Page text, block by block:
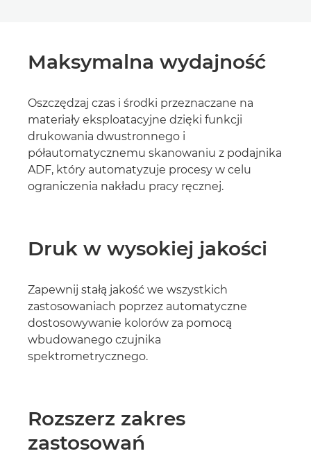
Maksymalna wydajność
Oszczędzaj czas i środki przeznaczane na
materiały eksploatacyjne dzięki funkcji
drukowania dwustronnego i
półautomatycznemu skanowaniu z podajnika
ADF, który automatyzuje procesy w celu
ograniczenia nakładu pracy ręcznej.
Druk w wysokiej jakości
Zapewnij stałą jakość we wszystkich
zastosowaniach poprzez automatyczne
dostosowywanie kolorów za pomocą
wbudowanego czujnika
spektrometrycznego.
Rozszerz zakres
zastosowań